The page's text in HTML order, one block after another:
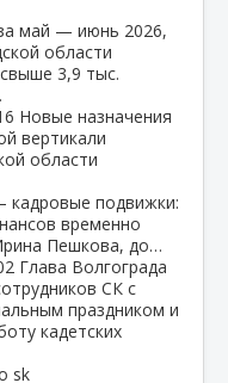
май — июнь 2026,
области
3,9 тыс.
Новые назначения
вертикали
области
кадровые подвижки:
временно
Пешкова, до…
Глава Волгограда
СК с
праздником и
кадетских